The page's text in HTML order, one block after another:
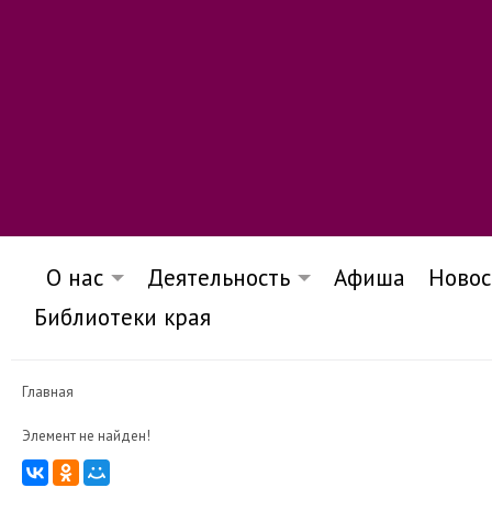
О нас Деятельность Афиша
Библиотеки края
Главная
Элемент не найден!